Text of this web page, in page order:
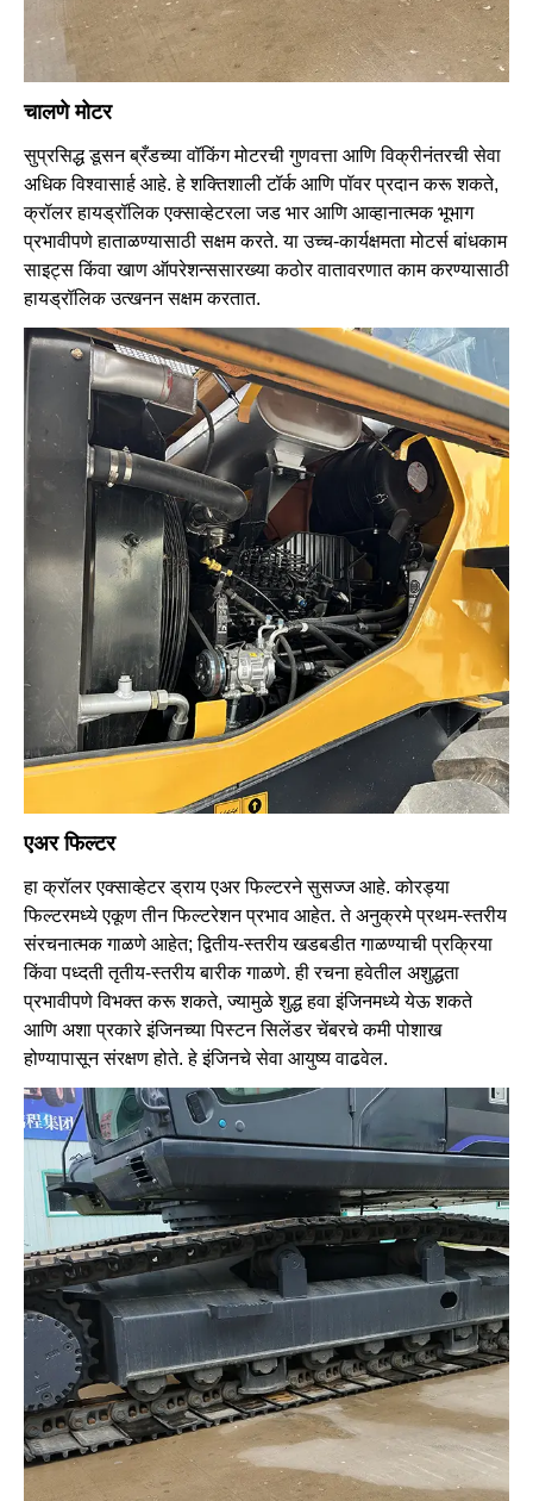
चालणे मोटर
सुप्रसिद्ध डूसन ब्रँडच्या वॉकिंग मोटरची गुणवत्ता आणि विक्रीनंतरची सेवा
अधिक विश्वासार्ह आहे. हे शक्तिशाली टॉर्क आणि पॉवर प्रदान करू शकते,
क्रॉलर हायड्रॉलिक एक्साव्हेटरला जड भार आणि आव्हानात्मक भूभाग
प्रभावीपणे हाताळण्यासाठी सक्षम करते. या उच्च-कार्यक्षमता मोटर्स बांधकाम
साइट्स किंवा खाण ऑपरेशन्ससारख्या कठोर वातावरणात काम करण्यासाठी
हायड्रॉलिक उत्खनन सक्षम करतात.
एअर फिल्टर
हा क्रॉलर एक्साव्हेटर ड्राय एअर फिल्टरने सुसज्ज आहे. कोरड्या
फिल्टरमध्ये एकूण तीन फिल्टरेशन प्रभाव आहेत. ते अनुक्रमे प्रथम-स्तरीय
संरचनात्मक गाळणे आहेत; द्वितीय-स्तरीय खडबडीत गाळण्याची प्रक्रिया
किंवा पध्दती तृतीय-स्तरीय बारीक गाळणे. ही रचना हवेतील अशुद्धता
प्रभावीपणे विभक्त करू शकते, ज्यामुळे शुद्ध हवा इंजिनमध्ये येऊ शकते
आणि अशा प्रकारे इंजिनच्या पिस्टन सिलेंडर चेंबरचे कमी पोशाख
होण्यापासून संरक्षण होते. हे इंजिनचे सेवा आयुष्य वाढवेल.